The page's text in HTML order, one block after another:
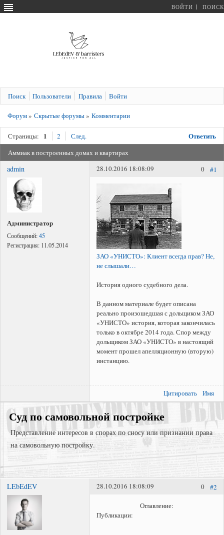
ВОЙТИ ПОИСК
Поиск Пользователи Правила Войти
Форум» Скрытые форумы» Комментарии
Страницы: 1 2 След. Ответить
Аммиак в построенных домах и квартирах
admin
Администратор
Сообщений:45
Регистрация: 11.05.2014
#1
0
28.10.2016 18:08:09
ЗАО «УНИСТО»: Клиент всегда прав? Не,
не слышали…
История одного судебного дела.
В данном материале будет описана
реально произошедшая с дольщиком ЗАО
«УНИСТО» история, которая закончилась
только в октябре 2014 года. Спор между
дольщиком ЗАО «УНИСТО» в настоящий
момент прошел апелляционную (вторую)
инстанцию.
Цитировать Имя
Суд по самовольной постройке
Представление интересов в спорах по сносу или признании права
на самовольную постройку.
Представление интересов в судах общей юрисдикции;
Представление интересов в арбитражном суде;
Споры по самовольному стриотельству (самострой)
LEbEdEV #2
0
28.10.2016 18:08:09
Оглавление:
Публикации: